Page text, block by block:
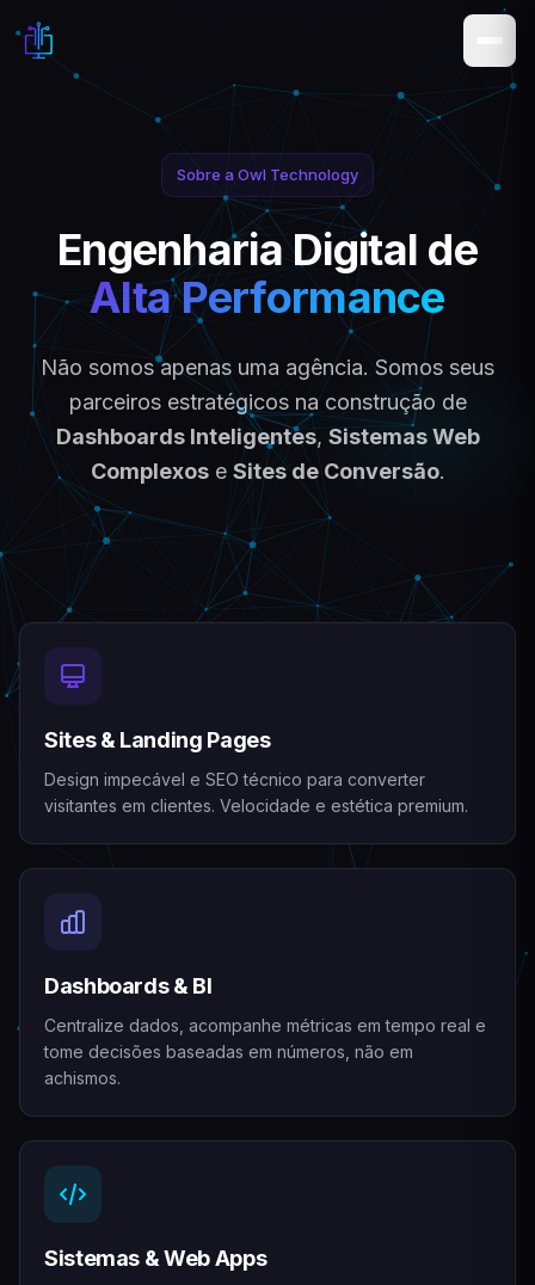
Sobre a Owl Technology
Engenharia Digital de
Alta Performance
Não somos apenas uma agência. Somos seus
parceiros estratégicos na construção de
Dashboards Inteligentes, Sistemas Web
Complexose Sites de Conversão.
Sites & Landing Pages
Design impecável e SEO técnico para converter
visitantes em clientes. Velocidade e estética premium.
Dashboards & BI
Centralize dados, acompanhe métricas em tempo real e
tome decisões baseadas em números, não em
achismos.
Sistemas & Web Apps